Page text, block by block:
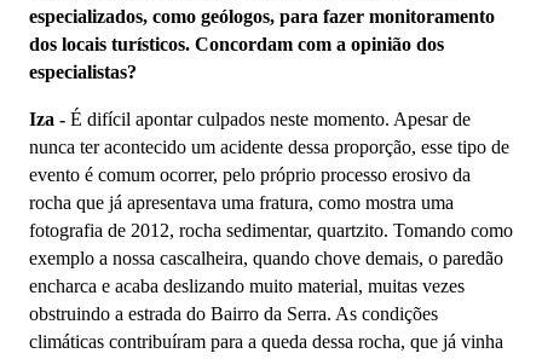
especializados, como geólogos, para fazer monitoramento
dos locais turísticos. Concordam com a opinião dos
especialistas?
Iza - É difícil apontar culpados neste momento. Apesar de
nunca ter acontecido um acidente dessa proporção, esse tipo de
evento é comum ocorrer, pelo próprio processo erosivo da
rocha que já apresentava uma fratura, como mostra uma
fotografia de 2012, rocha sedimentar, quartzito. Tomando como
exemplo a nossa cascalheira, quando chove demais, o paredão
encharca e acaba deslizando muito material, muitas vezes
obstruindo a estrada do Bairro da Serra. As condições
climáticas contribuíram para a queda dessa rocha, que já vinha